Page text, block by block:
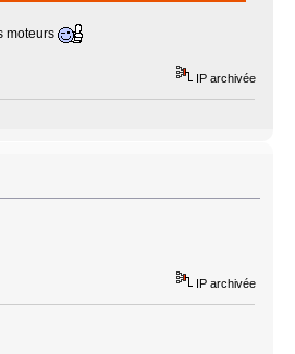
moteurs
IP archivée
IP archivée